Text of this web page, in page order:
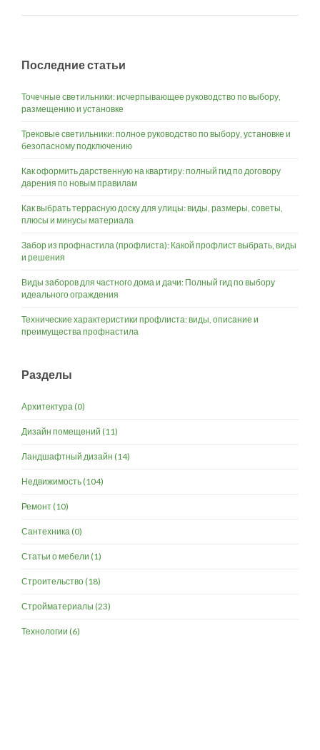
Последние статьи
Точечные светильники: исчерпывающее руководство по выбору,
размещению и установке
Трековые светильники: полное руководство по выбору, установке и
безопасному подключению
Как оформить дарственную на квартиру: полный гид по договору
дарения по новым правилам
Как выбрать террасную доску для улицы: виды, размеры, советы,
плюсы и минусы материала
Забор из профнастила (профлиста): Какой профлист выбрать, виды
и решения
Виды заборов для частного дома и дачи: Полный гид по выбору
идеального ограждения
Технические характеристики профлиста: виды, описание и
преимущества профнастила
Разделы
Архитектура (0)
Дизайн помещений (11)
Ландшафтный дизайн (14)
Недвижимость(104)
Ремонт(10)
Сантехника (0)
Статьи о мебели (1)
Строительство(18)
Стройматериалы (23)
Технологии (6)